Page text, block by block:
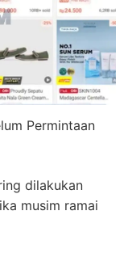
Permintaan
dilakukan
musim ramai